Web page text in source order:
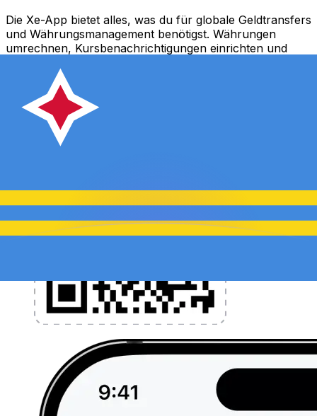
Die Xe-App bietet alles, was du für globale Geldtransfers
und Währungsmanagement benötigst. Währungen
umrechnen, Kursbenachrichtigungen einrichten und
Gebühren. Heute herunterladen!